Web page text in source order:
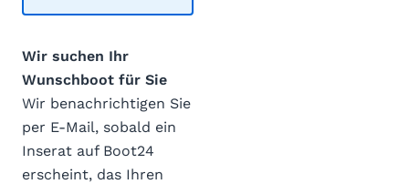
Wir suchen Ihr
Wunschboot für Sie
Wir benachrichtigen Sie
per E-Mail, sobald ein
Inserat auf Boot24
erscheint, das Ihren